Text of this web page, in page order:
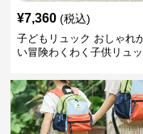
¥7,360 (税込)
子どもリュック おしゃれ
い冒険わくわく子供リュ